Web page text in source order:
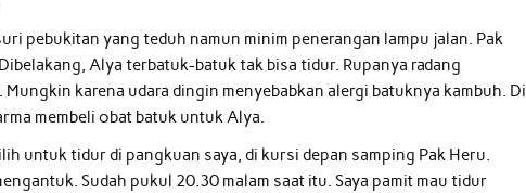
pebukitan yang teduh namun minim penerangan lampu jalan. Pak
Alya terbatuk-batuk tak bisa tidur. Rupanya radang
karena udara dingin menyebabkan alergi batuknya kambuh. Di
membeli obat batuk untuk Alya.
untuk tidur di pangkuan saya, di kursi depan samping Pak Heru.
Sudah pukul 20.30 malam saat itu. Saya pamit mau tidur